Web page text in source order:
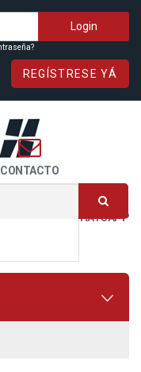
REGÍSTRESE YÁ
WHATSAPP
CONTACTO